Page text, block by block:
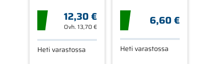
12,30 €
Ovh. 13,70 €
Heti varastossa
6,60 €
Heti varastossa